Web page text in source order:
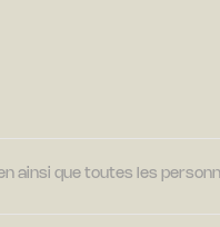
que toutes les